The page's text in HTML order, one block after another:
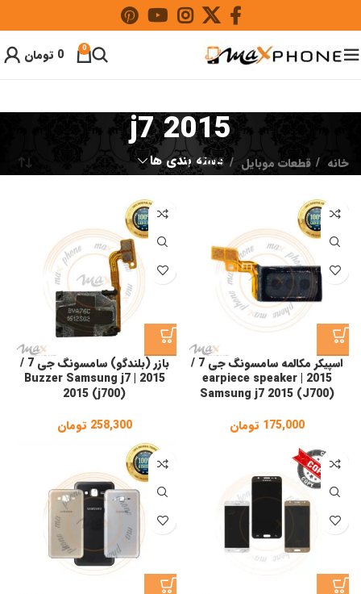
0
0 تومان
j7 2015
دسته بندی ها خانه قطعات موبایل j7 2015
اسپیکر مکالمه سامسونگ جی 7 /
2015 | earpiece speaker
Samsung j7 2015 (J700)
175,000 تومان
بازر (بلندگو) سامسونگ جی 7 /
2015 | Buzzer Samsung j7
2015 (j700)
258,300 تومان